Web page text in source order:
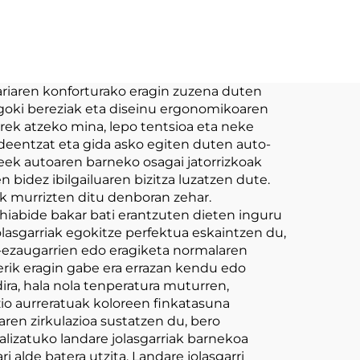
konforturako eragin zuzena duten
bereziak eta diseinu ergonomikoaren
atzeko mina, lepo tentsioa eta neke
eta gida asko egiten duten auto-
autoaren barneko osagai jatorrizkoak
bidez ibilgailuaren bizitza luzatzen dute.
murrizten ditu denboran zehar.
bakar bati erantzuten dieten inguru
egokitze perfektua eskaintzen du,
edo eragiketa normalaren
eragin gabe era errazan kendu edo
hala nola tenperatura muturren,
aurreratuak koloreen finkatasuna
zirkulazioa sustatzen du, bero
landare jolasgarriak barnekoa
alde batera utzita. Landare jolasgarri